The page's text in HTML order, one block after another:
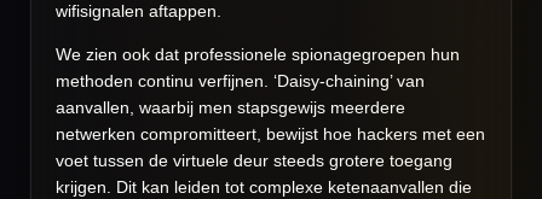
wifisignalen aftappen.
We zien ook dat professionele spionagegroepen hun
methoden continu verfijnen. ‘Daisy-chaining’ van
aanvallen, waarbij men stapsgewijs meerdere
netwerken compromitteert, bewijst hoe hackers met een
voet tussen de virtuele deur steeds grotere toegang
krijgen. Dit kan leiden tot complexe ketenaanvallen die